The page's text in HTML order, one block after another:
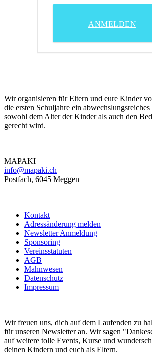
ANMELDEN
Wir organisieren für Eltern und eure Kinder
die ersten Schuljahre ein
sowohl dem Alter der Kinder als auch den
gerecht wird.
MAPAKI
info@mapaki.ch
Postfach, 6045 Meggen
Kontakt
Adressänderung melden
Newsletter Anmeldung
Sponsoring
Vereinsstatuten
AGB
Mahnwesen
Datenschutz
Impressum
Wir freuen uns, dich auf dem Laufenden zu
für unseren Newsletter an. Wir sagen
auf weitere tolle Events, Kurse und
deinen Kindern und euch als Eltern.